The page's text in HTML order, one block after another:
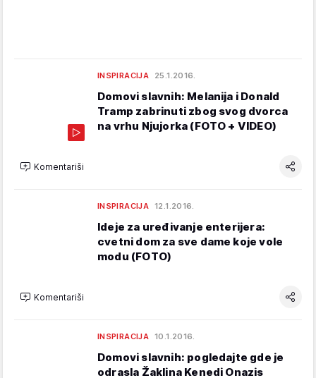
INSPIRACIJA 25.1.2016.
Domovi slavnih: Melanija i Donald
Tramp zabrinuti zbog svog dvorca
na vrhu Njujorka (FOTO + VIDEO)
Komentariši
INSPIRACIJA 12.1.2016.
Ideje za uređivanje enterijera:
cvetni dom za sve dame koje vole
modu (FOTO)
Komentariši
INSPIRACIJA 10.1.2016.
Domovi slavnih: pogledajte gde je
odrasla Žaklina Kenedi Onazis